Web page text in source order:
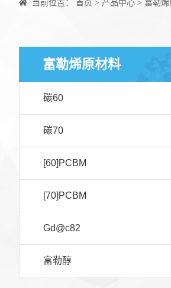
当前位置： 首页 > 产品中心 > 富勒
富勒烯原材料
碳60
碳70
[60]PCBM
[70]PCBM
Gd@c82
富勒醇